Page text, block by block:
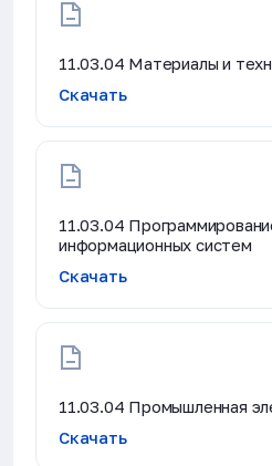
11.03.04 Материалы и
Скачать
11.03.04
информационных систем
Скачать
11.03.04 Промышленная
Скачать